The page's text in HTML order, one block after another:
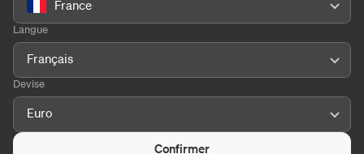
France
Langue
Français
Devise
Euro
Confirmer